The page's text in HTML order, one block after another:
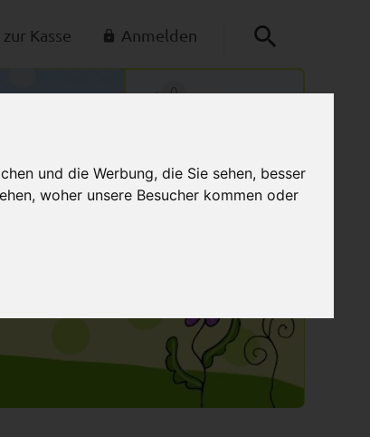
und die Werbung, die Sie sehen, besser
woher unsere Besucher kommen oder
zur Kasse Anmelden
0